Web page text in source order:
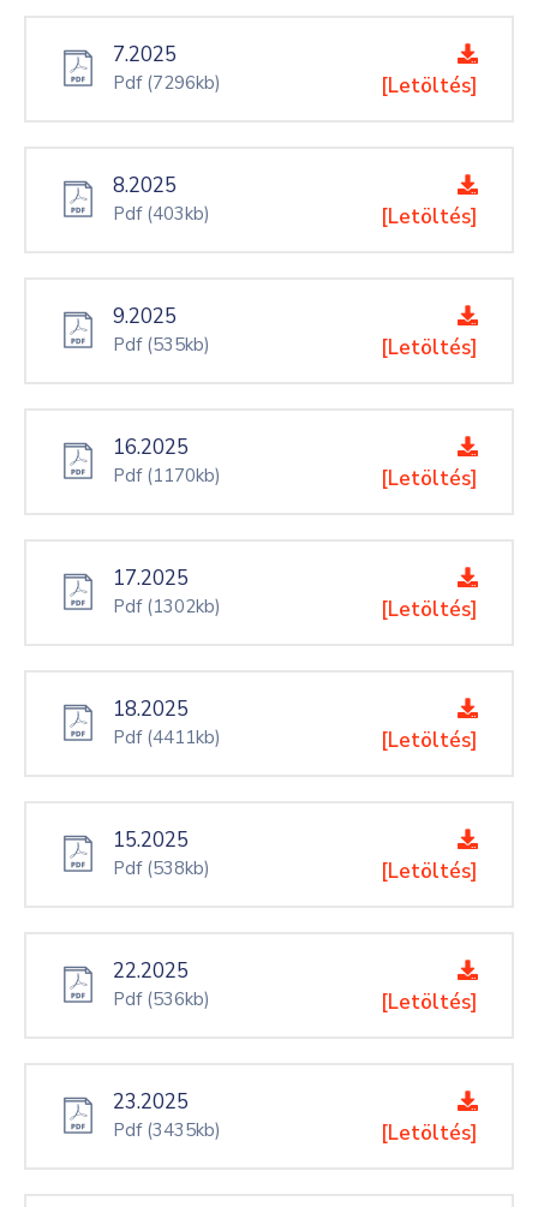
7.2025
Pdf (7296kb) [Letöltés]
8.2025
Pdf (403kb) [Letöltés]
9.2025
Pdf (535kb) [Letöltés]
16.2025
Pdf (1170kb) [Letöltés]
17.2025
Pdf (1302kb) [Letöltés]
18.2025
Pdf (4411kb) [Letöltés]
15.2025
Pdf (538kb) [Letöltés]
22.2025
Pdf (536kb) [Letöltés]
23.2025
Pdf (3435kb) [Letöltés]